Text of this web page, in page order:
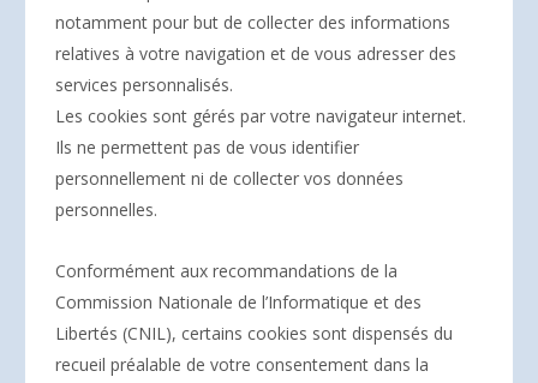
notamment pour but de collecter des informations
relatives à votre navigation et de vous adresser des
services personnalisés.
Les cookies sont gérés par votre navigateur internet.
Ils ne permettent pas de vous identifier
personnellement ni de collecter vos données
personnelles.
Conformément aux recommandations de la
Commission Nationale de l’Informatique et des
Libertés (CNIL), certains cookies sont dispensés du
recueil préalable de votre consentement dans la